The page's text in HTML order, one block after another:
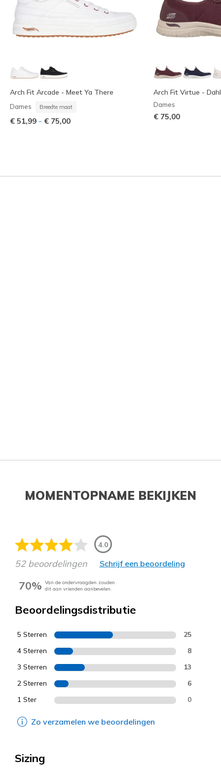
Arch Fit Arcade - Meet Ya There
Dames Breedte maat
€ 51,99 - € 75,00
Arch Fit Virtue -
Dames
€ 75,00
MOMENTOPNAME BEKIJKEN
4.0
52 beoordelingen Schrijf een beoordeling
70% Van de ondervraagden zouden
dit aan vrienden aanbevelen.
Beoordelingsdistributie
5 Sterren 25
4 Sterren 8
3 Sterren 13
2 Sterren 6
1 Ster 0
Zo verzamelen we beoordelingen
Sizing